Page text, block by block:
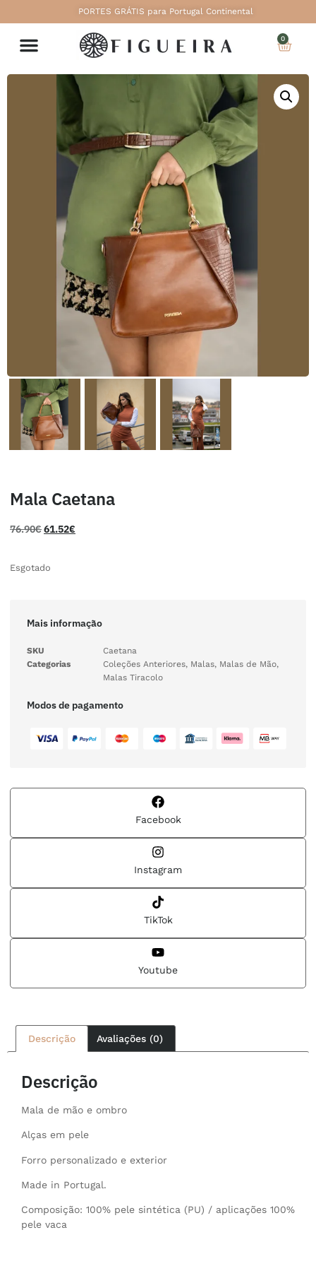
PORTES GRÁTIS para Portugal Continental
0
Mala Caetana
76.90€61.52€
Esgotado
Mais informação
SKU
Caetana
Categorias
Coleções Anteriores, Malas, Malas de Mão,
Malas Tiracolo
Modos de pagamento
Facebook
Instagram
TikTok
Youtube
Descrição Avaliações (0)
Descrição
Mala de mão e ombro
Alças em pele
Forro personalizado e exterior
Made in Portugal.
Composição: 100% pele sintética (PU) / aplicações 100%
pele vaca